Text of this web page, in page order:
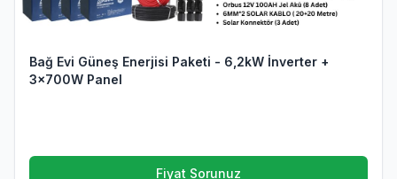
Bağ Evi Güneş Enerjisi Paketi - 6,2kW İnverter +
3x700W Panel
Fiyat Sorunuz